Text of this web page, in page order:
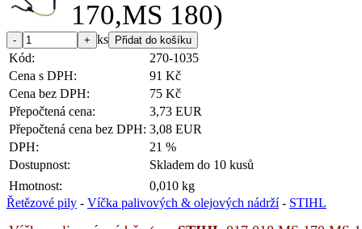
ks
Kód:
270-1035
Cena s DPH:
91 Kč
Cena bez DPH:
75 Kč
Přepočtená cena:
3,73 EUR
Přepočtená cena bez DPH: 3,08 EUR
DPH:
21 %
Dostupnost:
Skladem do 10 kusů
Hmotnost:
0,010 kg
Řetězové pily - Víčka palivových & olejových nádrží- STIHL